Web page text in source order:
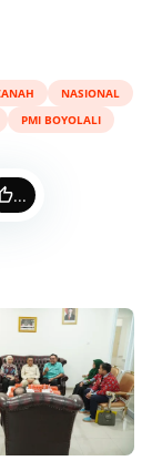
NASIONAL
PMI BOYOLALI
...